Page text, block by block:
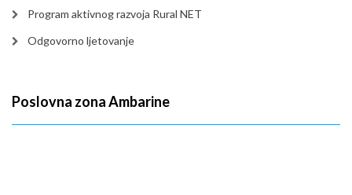
Program aktivnog razvoja Rural NET
Odgovorno ljetovanje
Poslovna zona Ambarine